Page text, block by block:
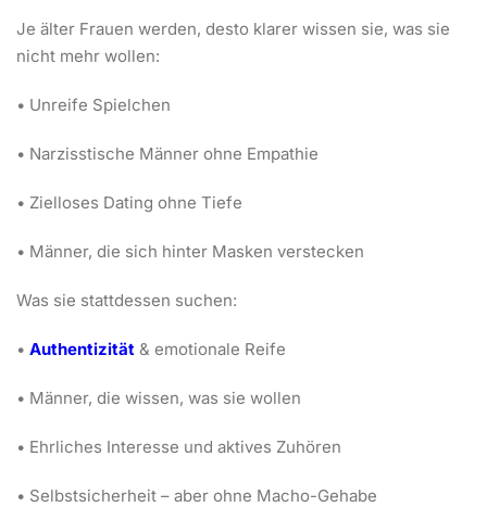
Je älter Frauen werden, desto klarer wissen sie, was sie
nicht mehr wollen:
• Unreife Spielchen
• Narzisstische Männer ohne Empathie
• Zielloses Dating ohne Tiefe
• Männer, die sich hinter Masken verstecken
Was sie stattdessen suchen:
• Authentizität & emotionale Reife
• Männer, die wissen, was sie wollen
• Ehrliches Interesse und aktives Zuhören
• Selbstsicherheit – aber ohne Macho-Gehabe